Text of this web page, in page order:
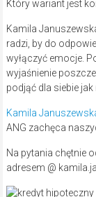
Który wariant jest
Kamila
radzi, by do
wyłączyć emocje.
wyjaśnienie
podjąć dla siebie jak
Kamila
ANG zachęca
Na pytania chętnie
adresem @